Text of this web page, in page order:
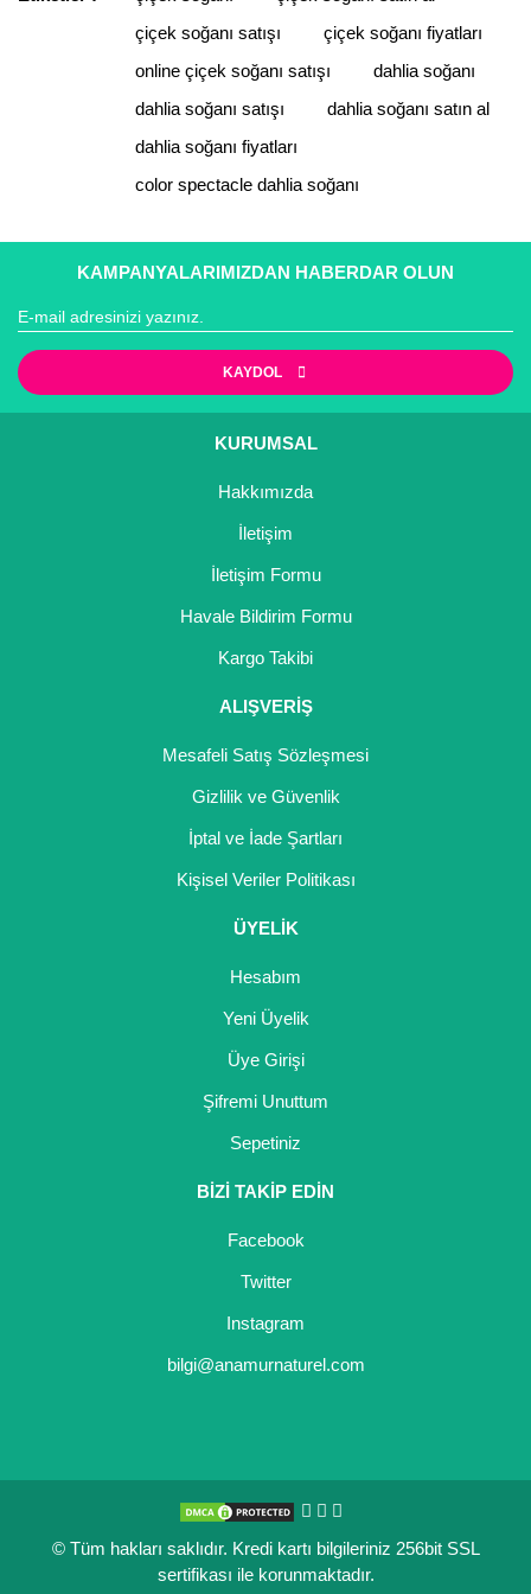
Ürün resmi kalitesiz, bozuk veya görüntülenemiyor.
Ürün açıklamasında eksik bilgiler bulunuyor.
Ürün bilgilerinde hatalar bulunuyor.
çiçek soğanı satışı
çiçek soğanı fiyatları
online çiçek soğanı satışı
dahlia soğanı
dahlia soğanı satışı
dahlia soğanı satın al
dahlia soğanı fiyatları
color spectacle dahlia soğanı
KAMPANYALARIMIZDAN HABERDAR OLUN
KAYDOL
KURUMSAL
Hakkımızda
İletişim
İletişim Formu
Havale Bildirim Formu
Kargo Takibi
ALIŞVERİŞ
Mesafeli Satış Sözleşmesi
Gizlilik ve Güvenlik
İptal ve İade Şartları
Kişisel Veriler Politikası
ÜYELİK
Hesabım
Yeni Üyelik
Üye Girişi
Şifremi Unuttum
Sepetiniz
BİZİ TAKİP EDİN
Facebook
Twitter
Instagram
bilgi@anamurnaturel.com
© Tüm hakları saklıdır. Kredi kartı bilgileriniz 256bit SSL
sertifikası ile korunmaktadır.